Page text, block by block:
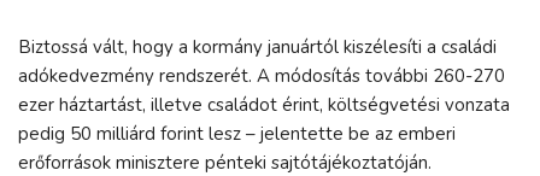
Biztossá vált, hogy a kormány januártól kiszélesíti a családi
adókedvezmény rendszerét. A módosítás további 260-270
ezer háztartást, illetve családot érint, költségvetési vonzata
pedig 50 milliárd forint lesz – jelentette be az emberi
erőforrások minisztere pénteki sajtótájékoztatóján.